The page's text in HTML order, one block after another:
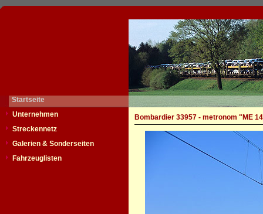
Startseite
Unternehmen
Streckennetz
Galerien & Sonderseiten
Fahrzeuglisten
Bombardier 33957 - metronom "ME